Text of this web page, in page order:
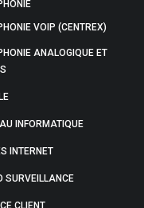
VOIP (CENTREX)
ANALOGIQUE ET
INFORMATIQUE
INTERNET
SURVEILLANCE
CLIENT